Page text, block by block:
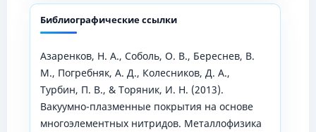
Библиографические ссылки
Азаренков, Н. А., Соболь, О. В., Береснев, В.
М., Погребняк, А. Д., Колесников, Д. А.,
Турбин, П. В., & Торяник, И. Н. (2013).
Вакуумно-плазменные покрытия на основе
многоэлементных нитридов. Металлофизика